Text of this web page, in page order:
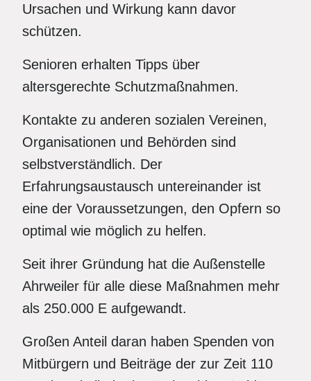
Ursachen und Wirkung kann davor
schützen.
Senioren erhalten Tipps über
altersgerechte Schutzmaßnahmen.
Kontakte zu anderen sozialen Vereinen,
Organisationen und Behörden sind
selbstverständlich. Der
Erfahrungsaustausch untereinander ist
eine der Voraussetzungen, den Opfern so
optimal wie möglich zu helfen.
Seit ihrer Gründung hat die Außenstelle
Ahrweiler für alle diese Maßnahmen mehr
als 250.000 E aufgewandt.
Großen Anteil daran haben Spenden von
Mitbürgern und Beiträge der zur Zeit 110